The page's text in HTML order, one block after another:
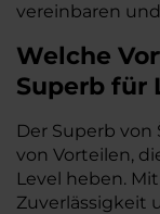
vereinbaren
Welche
Superb für
Der Superb von
von Vorteilen,
Level heben.
Zuverlässigkeit